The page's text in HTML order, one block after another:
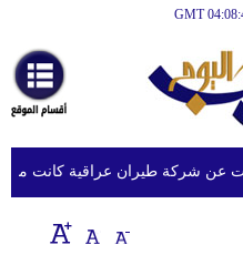
أخبارعاجلة
رياضة
ثقافة
إقتصاد
شركة طيران عراقية كانت مدرجة